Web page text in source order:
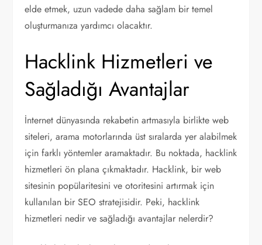
elde etmek, uzun vadede daha sağlam bir temel
oluşturmanıza yardımcı olacaktır.
Hacklink Hizmetleri ve
Sağladığı Avantajlar
İnternet dünyasında rekabetin artmasıyla birlikte web
siteleri, arama motorlarında üst sıralarda yer alabilmek
için farklı yöntemler aramaktadır. Bu noktada, hacklink
hizmetleri ön plana çıkmaktadır. Hacklink, bir web
sitesinin popülaritesini ve otoritesini artırmak için
kullanılan bir SEO stratejisidir. Peki, hacklink
hizmetleri nedir ve sağladığı avantajlar nelerdir?